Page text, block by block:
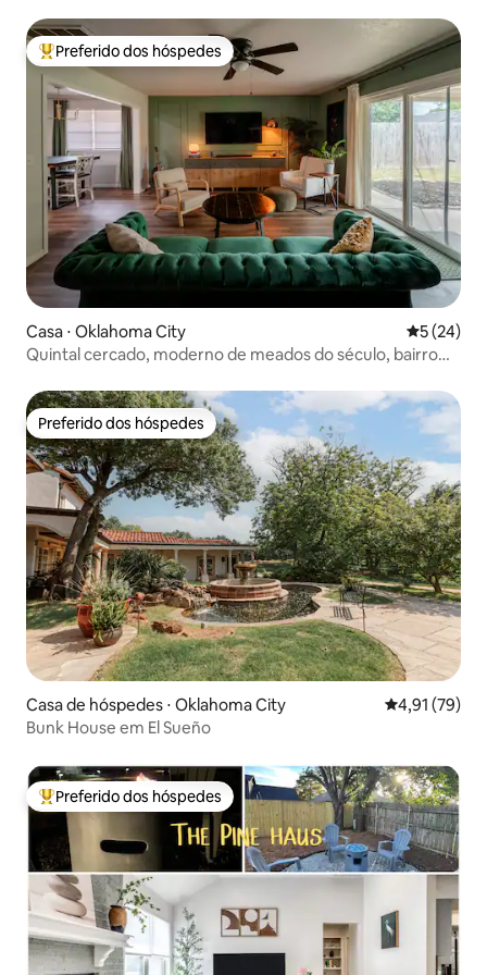
Entre os melhores preferidos dos hóspedes
Preferido dos hóspedes
Casa ⋅ Oklahoma City 5 de uma
5 (24)
Quintal cercado, moderno de meados do século, bairro
Preferido dos hóspedes
Preferido dos hóspedes
Casa de hóspedes ⋅ Oklahoma City 4,91 de uma
4,91 (79)
Bunk House em El Sueño
Entre os melhores preferidos dos hóspedes
Preferido dos hóspedes